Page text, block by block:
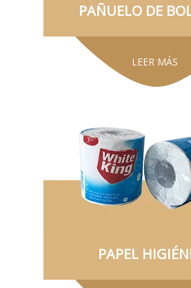
PAÑUELO DE
LEER MÁS
PAPEL